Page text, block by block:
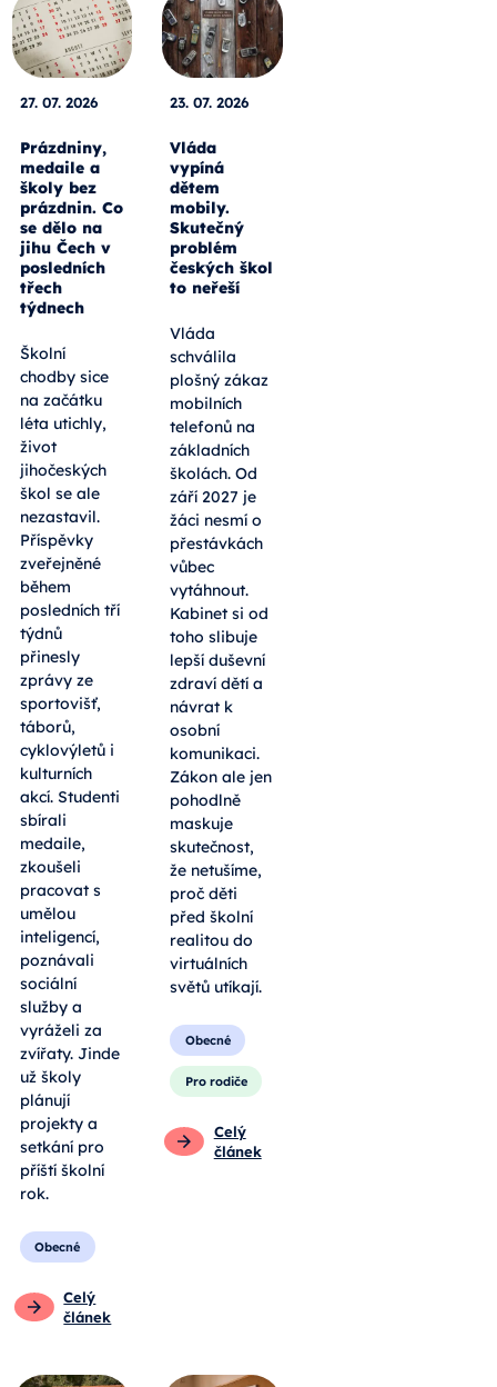
27. 07. 2026
Prázdniny,
medaile a
školy bez
prázdnin. Co
se dělo na
jihu Čech v
posledních
třech
týdnech
Školní
chodby sice
na začátku
léta utichly,
život
jihočeských
škol se ale
nezastavil.
Příspěvky
zveřejněné
během
posledních tří
týdnů
přinesly
zprávy ze
sportovišť,
táborů,
cyklovýletů i
kulturních
akcí. Studenti
sbírali
medaile,
zkoušeli
pracovat s
umělou
inteligencí,
poznávali
sociální
služby a
vyráželi za
zvířaty. Jinde
už školy
plánují
projekty a
setkání pro
příští školní
rok.
Obecné
Celý
článek
23. 07. 2026
Vláda
vypíná
dětem
mobily.
Skutečný
problém
českých škol
to neřeší
Vláda
schválila
plošný zákaz
mobilních
telefonů na
základních
školách. Od
září 2027 je
žáci nesmí o
přestávkách
vůbec
vytáhnout.
Kabinet si od
toho slibuje
lepší duševní
zdraví dětí a
návrat k
osobní
komunikaci.
Zákon ale jen
pohodlně
maskuje
skutečnost,
že netušíme,
proč děti
před školní
realitou do
virtuálních
světů utíkají.
Obecné
Pro rodiče
Celý
článek